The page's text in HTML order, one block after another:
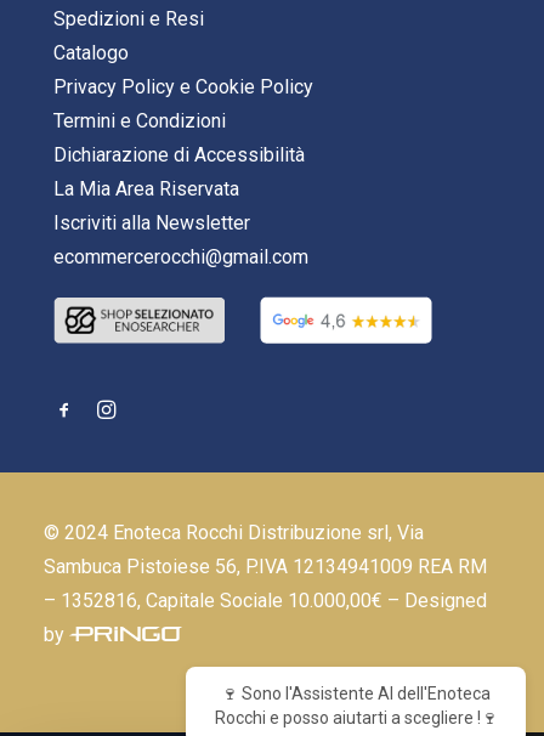
Spedizioni e Resi
Catalogo
Privacy Policy e Cookie Policy
Termini e Condizioni
Dichiarazione di Accessibilità
La Mia Area Riservata
Iscriviti alla Newsletter
ecommercerocchi@gmail.com
© 2024 Enoteca Rocchi Distribuzione srl, Via
Sambuca Pistoiese 56, P.IVA 12134941009 REA RM
– 1352816, Capitale Sociale 10.000,00€ – Designed
by
🍷 Sono l'Assistente AI dell'Enoteca
Rocchi e posso aiutarti a scegliere !🍷